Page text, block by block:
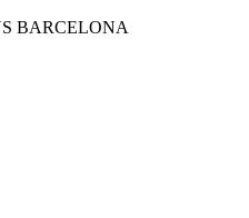
BARCELONA